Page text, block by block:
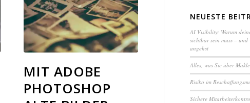
MIT ADOBE
PHOTOSHOP
NEUESTE
AI Visibility: Warum
sichtbar sein muss – und
angehst
Alles, was Sie über
Ri­si­ko im
Sichere